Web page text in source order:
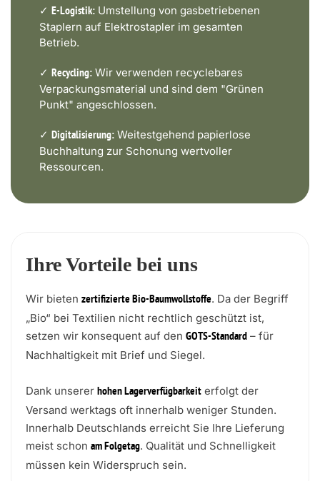
✓ E-Logistik: Umstellung von gasbetriebenen
Staplern auf Elektrostapler im gesamten
Betrieb.
✓ Recycling: Wir verwenden recyclebares
Verpackungsmaterial und sind dem "Grünen
Punkt" angeschlossen.
✓ Digitalisierung: Weitestgehend papierlose
Buchhaltung zur Schonung wertvoller
Ressourcen.
Ihre Vorteile bei uns
Wir bieten zertifizierte Bio-Baumwollstoffe. Da der Begriff
„Bio“ bei Textilien nicht rechtlich geschützt ist,
setzen wir konsequent auf den GOTS-Standard – für
Nachhaltigkeit mit Brief und Siegel.
Dank unserer hohen Lagerverfügbarkeit erfolgt der
Versand werktags oft innerhalb weniger Stunden.
Innerhalb Deutschlands erreicht Sie Ihre Lieferung
meist schon am Folgetag. Qualität und Schnelligkeit
müssen kein Widerspruch sein.